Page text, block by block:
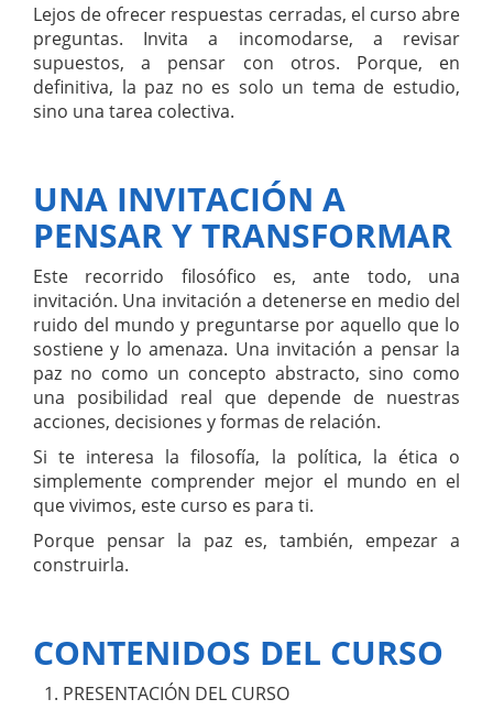
Lejos de ofrecer respuestas cerradas, el curso abre
preguntas. Invita a incomodarse, a revisar
supuestos, a pensar con otros. Porque, en
definitiva, la paz no es solo un tema de estudio,
sino una tarea colectiva.
UNA INVITACIÓN A
PENSAR Y TRANSFORMAR
Este recorrido filosófico es, ante todo, una
invitación. Una invitación a detenerse en medio del
ruido del mundo y preguntarse por aquello que lo
sostiene y lo amenaza. Una invitación a pensar la
paz no como un concepto abstracto, sino como
una posibilidad real que depende de nuestras
acciones, decisiones y formas de relación.
Si te interesa la filosofía, la política, la ética o
simplemente comprender mejor el mundo en el
que vivimos, este curso es para ti.
Porque pensar la paz es, también, empezar a
construirla.
CONTENIDOS DEL CURSO
1. PRESENTACIÓN DEL CURSO